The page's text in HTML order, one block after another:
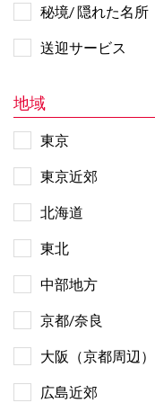
秘境/ 隠れた名所
送迎サービス
地域
東京
東京近郊
北海道
東北
中部地方
京都/奈良
大阪（京都周辺）
広島近郊